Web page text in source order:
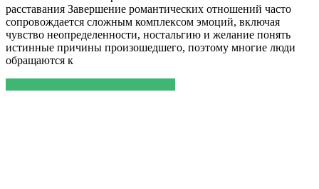
расставания Завершение романтических отношений часто
сопровождается сложным комплексом эмоций, включая
чувство неопределенности, ностальгию и желание понять
истинные причины произошедшего, поэтому многие люди
обращаются к